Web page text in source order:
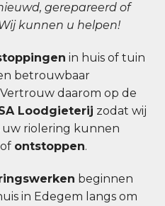
gerepareerd of
kunnen u helpen!
in huis of tuin
betrouwbaar
daarom op de
Loodgieterij zodat wij
uw riolering kunnen
of ontstoppen.
beginnen
in Edegem langs om